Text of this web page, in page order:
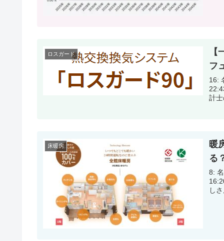
ロスガード
フ
16:
22:43:39.74 書斎にSA
床暖房
暖
る
8: 名
16:20:51.65 床暖房の
し